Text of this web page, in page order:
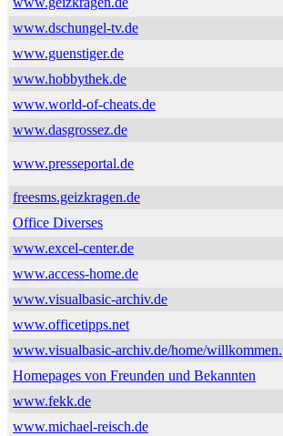
www.dschungel-tv.de
www.guenstiger.de
www.hobbythek.de
www.world-of-cheats.de
www.dasgrossez.de
www.presseportal.de
freesms.geizkragen.de
Office Diverses
www.excel-center.de
www.access-home.de
www.visualbasic-archiv.de
www.officetipps.net
www.visualbasic-archiv.de/home/
Homepages von Freunden und Bekannten
www.fekk.de
www.michael-reisch.de